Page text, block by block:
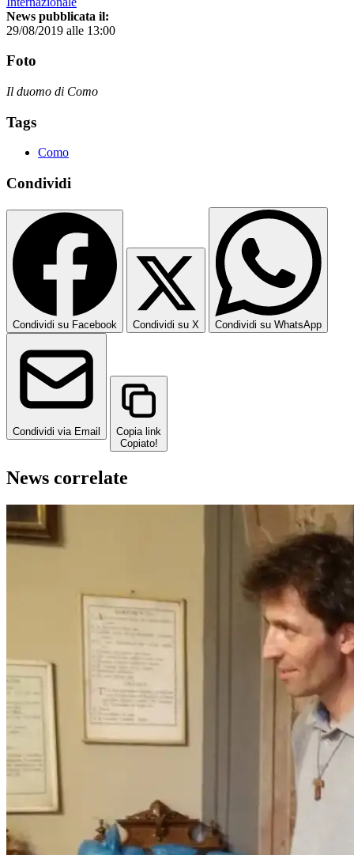
News pubblicata il:
29/08/2019 alle 13:00
Foto
Il duomo di Como
Tags
Como
Condividi
Condividi su Facebook Condividi su X Condividi su WhatsApp
Condividi via Email
Copia link
Copiato!
News correlate